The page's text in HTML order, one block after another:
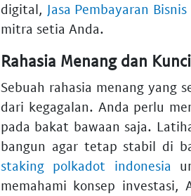
digital, Jasa Pembayaran
mitra setia Anda.
Rahasia Menang dan
Sebuah rahasia menang yang
dari kegagalan. Anda perlu
pada bakat bawaan saja.
bangun agar tetap stabil di
staking polkadot indonesia
memahami konsep investasi,